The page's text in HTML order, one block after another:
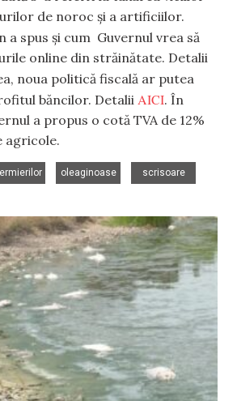
de noroc și a artificiilor.
a spus și cum Guvernul vrea să
online din străinătate. Detalii
noua politică fiscală ar putea
băncilor. Detalii AICI. În
a propus o cotă TVA de 12%
agricole.
oleaginoase
scrisoare